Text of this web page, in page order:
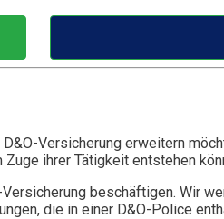
Versicherung erweitern
ihrer Tätigkeit entstehen
beschäftigen. Wir
die in einer D&O-Police